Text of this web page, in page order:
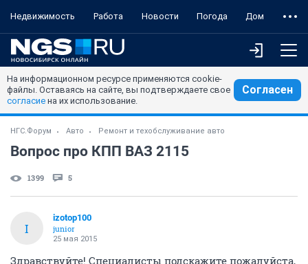
Недвижимость Работа Новости Погода Дом
На информационном ресурсе применяются cookie-
файлы. Оставаясь на сайте, вы подтверждаете свое
согласие на их использование.
Согласен
НГС.Форум Авто Ремонт и техобслуживание авто
Вопрос про КПП ВАЗ 2115
1399 5
I
izotop100
junior
25 мая 2015
Здравствуйте! Специалисты подскажите пожалуйста,